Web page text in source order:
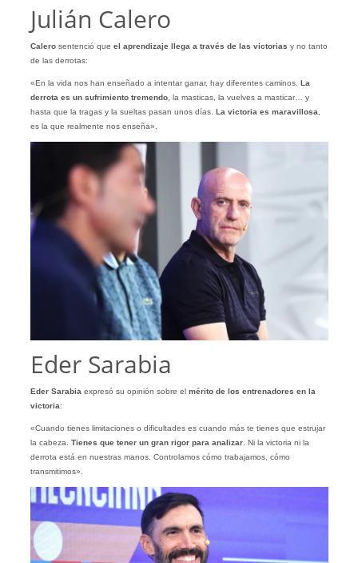
Julián Calero
Calerosentenció que el aprendizaje llega a través de las victorias y no tanto
de las derrotas:
«En la vida nos han enseñado a intentar ganar, hay diferentes caminos. La
derrota es un sufrimiento tremendo, la masticas, la vuelves a masticar… y
hasta que la tragas y la sueltas pasan unos días. La victoria es maravillosa
es la que realmente nos enseña».
Eder Sarabia
Eder Sarabiaexpresó su opinión sobre el mérito de los entrenadores en la
victoria:
«Cuando tienes limitaciones o dificultades es cuando más te tienes que estrujar
la cabeza. Tienes que tener un gran rigor para analizar. Ni la victoria ni la
derrota está en nuestras manos. Controlamos cómo trabajamos, cómo
transmitimos».